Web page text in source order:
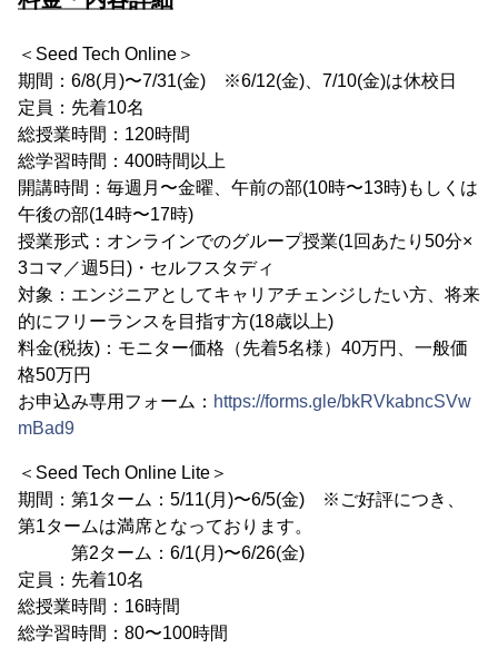
＜Seed Tech Online＞
期間：6/8(月)〜7/31(金) ※6/12(金)、7/10(金)は休校日
定員：先着10名
総授業時間：120時間
総学習時間：400時間以上
開講時間：毎週月〜金曜、午前の部(10時〜13時)もしくは
午後の部(14時〜17時)
授業形式：オンラインでのグループ授業(1回あたり50分×
3コマ／週5日)・セルフスタディ
対象：エンジニアとしてキャリアチェンジしたい方、将来
的にフリーランスを目指す方(18歳以上)
料金(税抜)：モニター価格（先着5名様）40万円、一般価
格50万円
お申込み専用フォーム： https://forms.gle/bkRVkabncSVw
mBad9
＜Seed Tech Online Lite＞
期間：第1ターム：5/11(月)〜6/5(金) ※ご好評につき、
第1タームは満席となっております。
第2ターム：6/1(月)〜6/26(金)
定員：先着10名
総授業時間：16時間
総学習時間：80〜100時間